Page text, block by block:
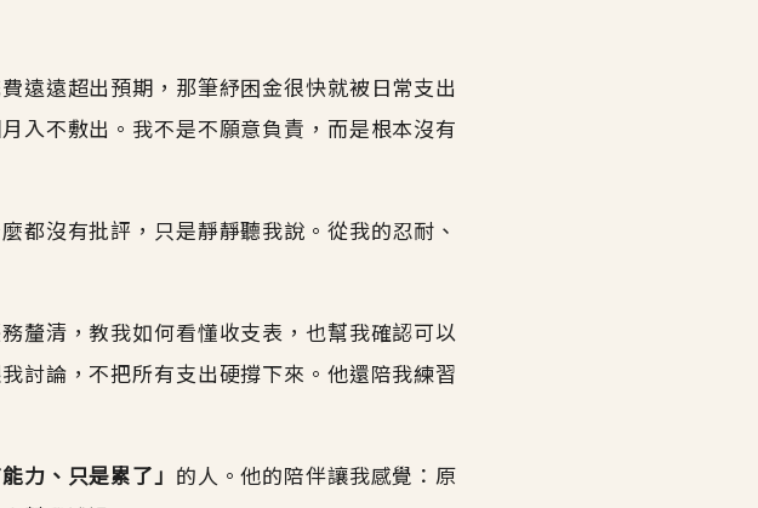
遠遠超出預期，那筆紓困金很快就被日常支出
入不敷出。我不是不願意負責，而是根本沒有
都沒有批評，只是靜靜聽我說。從我的忍耐、
釐清，教我如何看懂收支表，也幫我確認可以
我討論，不把所有支出硬撐下來。他還陪我練習
能力、只是累了」 的人。他的陪伴讓我感覺：原